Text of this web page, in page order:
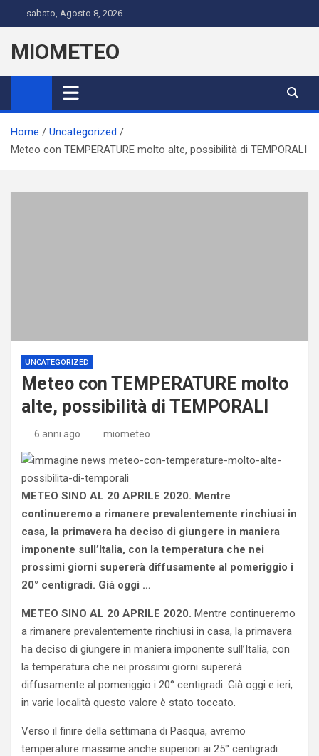
to
content
sabato, Agosto 8, 2026
MIOMETEO
Home
Uncategorized
Meteo con TEMPERATURE molto alte, possibilità di TEMPORALI
UNCATEGORIZED
Meteo con TEMPERATURE molto
alte, possibilità di TEMPORALI
6 anni ago miometeo
METEO SINO AL 20 APRILE 2020. Mentre
continueremo a rimanere prevalentemente rinchiusi in
casa, la primavera ha deciso di giungere in maniera
imponente sull’Italia, con la temperatura che nei
prossimi giorni supererà diffusamente al pomeriggio i
20° centigradi. Già oggi …
METEO SINO AL 20 APRILE 2020. Mentre continueremo
a rimanere prevalentemente rinchiusi in casa, la primavera
ha deciso di giungere in maniera imponente sull’Italia, con
la temperatura che nei prossimi giorni supererà
diffusamente al pomeriggio i 20° centigradi. Già oggi e ieri,
in varie località questo valore è stato toccato.
Verso il finire della settimana di Pasqua, avremo
temperature massime anche superiori ai 25° centigradi.